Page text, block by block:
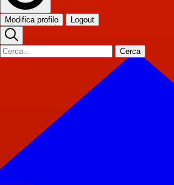
Modifica profilo Logout
Cerca